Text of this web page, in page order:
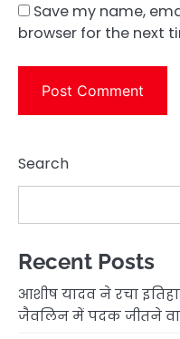
Save my name,
browser for the next
Search
Recent Posts
आशीष यादव ने रचा
जैवलिन में पदक जीतने